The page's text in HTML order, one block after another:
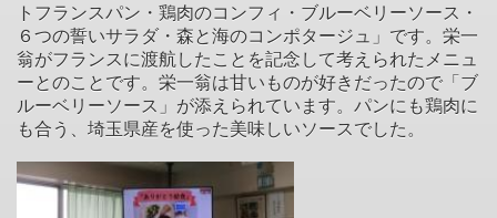
トフランスパン・鶏肉のコンフィ・ブルーベリーソース・
６つの誓いサラダ・森と海のコンポタージュ」です。栄一
翁がフランスに渡航したことを記念して考えられたメニュ
ーとのことです。栄一翁は甘いものが好きだったので「ブ
ルーベリーソース」が添えられています。パンにも鶏肉に
も合う、埼玉県産を使った美味しいソースでした。